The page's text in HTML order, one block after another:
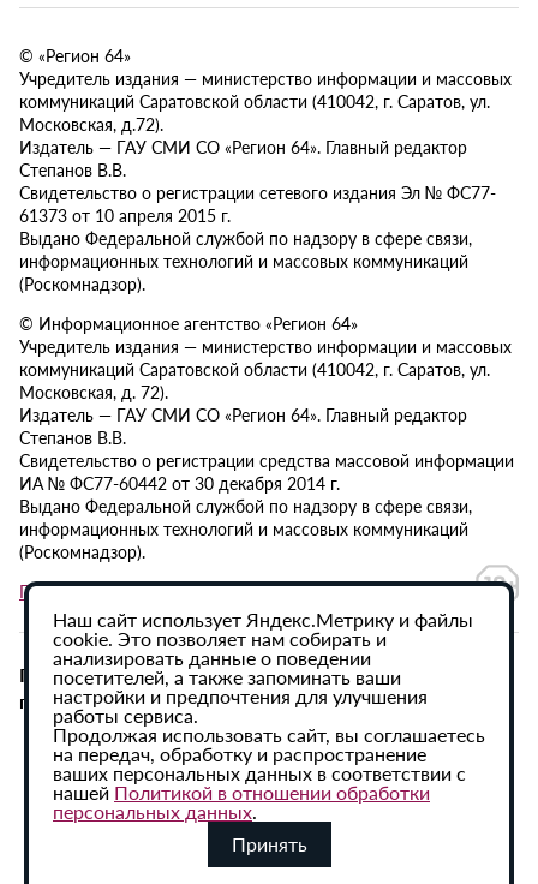
© «Регион 64»
Учредитель издания — министерство информации и массовых
коммуникаций Саратовской области (410042, г. Саратов, ул.
Московская, д.72).
Издатель — ГАУ СМИ СО «Регион 64». Главный редактор
Степанов В.В.
Свидетельство о регистрации сетевого издания Эл № ФС77-
61373 от 10 апреля 2015 г.
Выдано Федеральной службой по надзору в сфере связи,
информационных технологий и массовых коммуникаций
(Роскомнадзор).
© Информационное агентство «Регион 64»
Учредитель издания — министерство информации и массовых
коммуникаций Саратовской области (410042, г. Саратов, ул.
Московская, д. 72).
Издатель — ГАУ СМИ СО «Регион 64». Главный редактор
Степанов В.В.
Свидетельство о регистрации средства массовой информации
ИА № ФС77-60442 от 30 декабря 2014 г.
Выдано Федеральной службой по надзору в сфере связи,
информационных технологий и массовых коммуникаций
(Роскомнадзор).
Политика в отношении обработки персональных данных
При использовании материалов сайта активная
гиперссылка на ИА «Регион 64» обязательна.
Наш сайт использует Яндекс.Метрику и файлы
cookie. Это позволяет нам собирать и
анализировать данные о поведении
посетителей, а также запоминать ваши
настройки и предпочтения для улучшения
работы сервиса.
Продолжая использовать сайт, вы соглашаетесь
на передач, обработку и распространение
ваших персональных данных в соответствии с
нашей Политикой в отношении обработки
персональных данных.
Принять